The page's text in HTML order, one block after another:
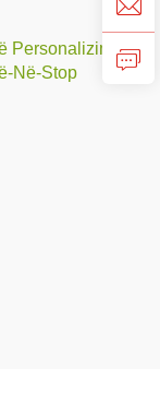
Personalizimit të
Në-Stop